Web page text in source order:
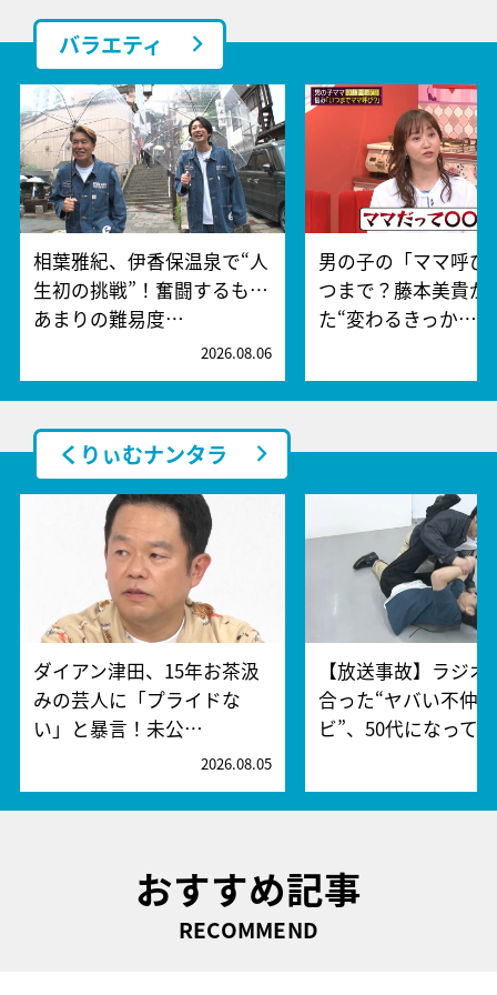
バラエティ
相葉雅紀、伊香保温泉で“人
生初の挑戦”！奮闘するも…
あまりの難易度…
2026.08.06
男の子の「ママ呼び
つまで？藤本美貴が
た“変わるきっか…
くりぃむナンタラ
ダイアン津田、15年お茶汲
みの芸人に「プライドな
い」と暴言！未公…
2026.08.05
【放送事故】ラジオ
合った“ヤバい不仲
ビ”、50代になって…
おすすめ記事
RECOMMEND